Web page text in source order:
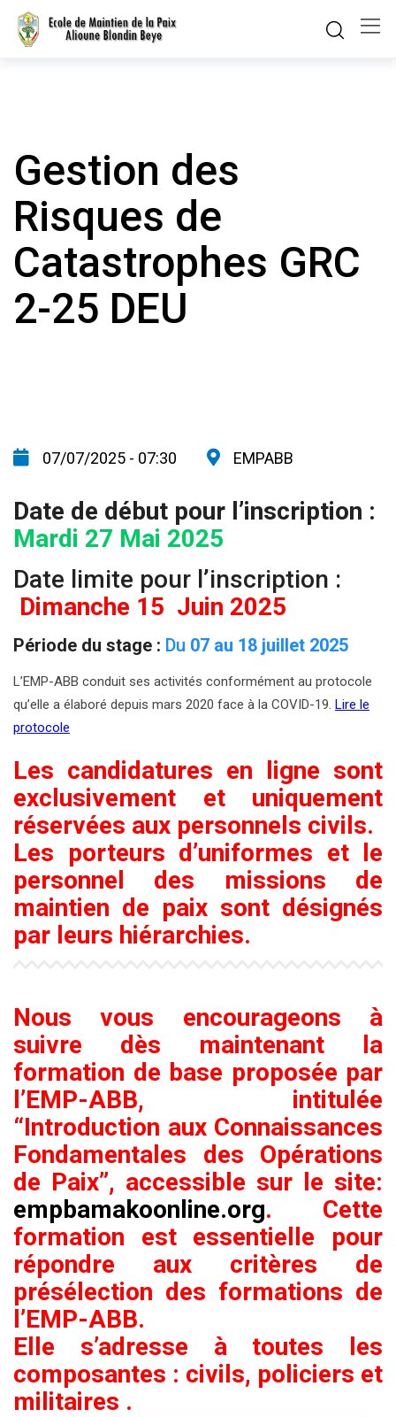
Skip
Gestion des
Risques de
Catastrophes GRC
2-25 DEU
07/07/2025 - 07:30 EMPABB
Date de début pour l’inscription :
Mardi 27 Mai 2025
Date limite pour l’inscription :
Dimanche 15 Juin 2025
Période du stage : Du 07 au 18 juillet 2025
L’EMP-ABB conduit ses activités conformément au protocole
qu’elle a élaboré depuis mars 2020 face à la COVID-19. Lire le
protocole
Les candidatures en ligne sont
exclusivement et uniquement
réservées aux personnels civils.
Les porteurs d’uniformes et le
personnel des missions de
maintien de paix sont désignés
par leurs hiérarchies.
Nous vous encourageons à
suivre dès maintenant la
formation de base proposée par
l’EMP-ABB, intitulée
“Introduction aux Connaissances
Fondamentales des Opérations
de Paix”, accessible sur le site:
empbamakoonline.org. Cette
formation est essentielle pour
répondre aux critères de
présélection des formations de
l’EMP-ABB.
Elle s’adresse à toutes les
composantes : civils, policiers et
militaires .